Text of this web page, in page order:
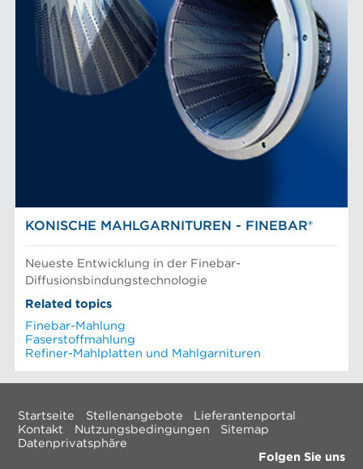
KONISCHE MAHLGARNITUREN - FINEBAR®
Neueste Entwicklung in der Finebar-
Diffusionsbindungstechnologie
Related topics
Finebar-Mahlung
Faserstoffmahlung
Refiner-Mahlplatten und Mahlgarnituren
Startseite Stellenangebote
Lieferantenportal
Kontakt
Nutzungsbedingungen
Sitemap
Datenprivatsphäre
Folgen Sie uns